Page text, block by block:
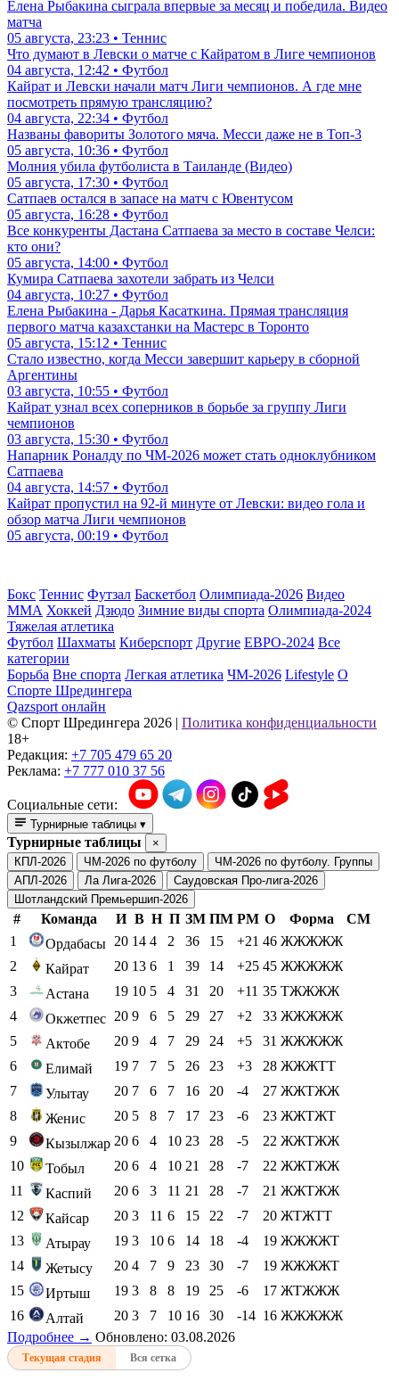
Елена Рыбакина сыграла впервые за месяц и победила. Видео
матча
05 августа, 23:23 • Теннис
Что думают в Левски о матче с Кайратом в Лиге чемпионов
04 августа, 12:42 • Футбол
Кайрат и Левски начали матч Лиги чемпионов. А где мне
посмотреть прямую трансляцию?
04 августа, 22:34 • Футбол
Названы фавориты Золотого мяча. Месси даже не в Топ-3
05 августа, 10:36 • Футбол
Молния убила футболиста в Таиланде (Видео)
05 августа, 17:30 • Футбол
Сатпаев остался в запасе на матч с Ювентусом
05 августа, 16:28 • Футбол
Все конкуренты Дастана Сатпаева за место в составе Челси:
кто они?
05 августа, 14:00 • Футбол
Кумира Сатпаева захотели забрать из Челси
04 августа, 10:27 • Футбол
Елена Рыбакина - Дарья Касаткина. Прямая трансляция
первого матча казахстанки на Мастерс в Торонто
05 августа, 15:12 • Теннис
Стало известно, когда Месси завершит карьеру в сборной
Аргентины
03 августа, 10:55 • Футбол
Кайрат узнал всех соперников в борьбе за группу Лиги
чемпионов
03 августа, 15:30 • Футбол
Напарник Роналду по ЧМ-2026 может стать одноклубником
Сатпаева
04 августа, 14:57 • Футбол
Кайрат пропустил на 92-й минуте от Левски: видео гола и
обзор матча Лиги чемпионов
05 августа, 00:19 • Футбол
Бокс Теннис Футзал Баскетбол Олимпиада-2026 Видео
ММА Хоккей Дзюдо Зимние виды спорта Олимпиада-2024
Тяжелая атлетика
Футбол Шахматы Киберспорт Другие ЕВРО-2024 Все
категории
Борьба Вне спорта Легкая атлетика ЧМ-2026 Lifestyle О
Спорте Шредингера
Qazsport онлайн
© Cпорт Шредингера 2026
Политика конфиденциальности
18+
Редакция: +7 705 479 65 20
Реклама: +7 777 010 37 56
Социальные сети:
Турнирные таблицы ▾
Турнирные таблицы
×
КПЛ-2026
ЧМ-2026 по футболу
ЧМ-2026 по футболу. Группы
АПЛ-2026
Ла Лига-2026
Саудовская Про-лига-2026
Шотландский Премьершип-2026
# Команда И В Н П ЗМ ПМ РМ О Форма
СМ
1
Ордабасы 20 14 4 2 36 15 +21 46 ЖЖЖЖЖ
2
Кайрат 20 13 6 1 39 14 +25 45 ЖЖЖЖЖ
3
Астана 19 10 5 4 31 20 +11 35 ТЖЖЖЖ
4
Окжетпес 20 9 6 5 29 27 +2 33 ЖЖЖЖЖ
5
Актобе 20 9 4 7 29 24 +5 31 ЖЖЖЖЖ
6
Елимай 19 7 7 5 26 23 +3 28 ЖЖЖТТ
7
Улытау 20 7 6 7 16 20 -4 27 ЖЖТЖЖ
8
Женис 20 5 8 7 17 23 -6 23 ЖЖТЖТ
9
Кызылжар 20 6 4 10 23 28 -5 22 ЖЖТЖЖ
10
Тобыл 20 6 4 10 21 28 -7 22 ЖЖТЖЖ
11
Каспий 20 6 3 11 21 28 -7 21 ЖЖТЖЖ
12
Кайсар 20 3 11 6 15 22 -7 20 ЖТЖТТ
13
Атырау 19 3 10 6 14 18 -4 19 ЖЖЖЖТ
14
Жетысу 20 4 7 9 23 30 -7 19 ЖЖЖЖТ
15
Иртыш 19 3 8 8 19 25 -6 17 ЖТЖЖЖ
16
Алтай 20 3 7 10 16 30 -14 16 ЖЖЖЖЖ
Подробнее → Обновлено: 03.08.2026
Текущая стадия Вся сетка